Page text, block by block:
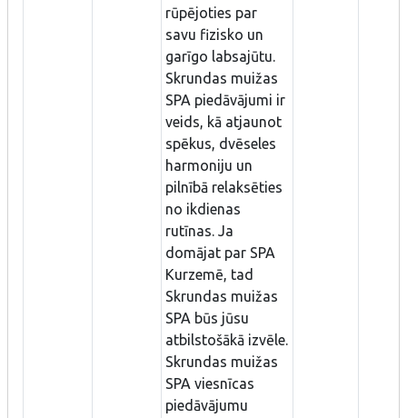
rūpējoties par
savu fizisko un
garīgo labsajūtu.
Skrundas muižas
SPA piedāvājumi ir
veids, kā atjaunot
spēkus, dvēseles
harmoniju un
pilnībā relaksēties
no ikdienas
rutīnas. Ja
domājat par SPA
Kurzemē, tad
Skrundas muižas
SPA būs jūsu
atbilstošākā izvēle.
Skrundas muižas
SPA viesnīcas
piedāvājumu